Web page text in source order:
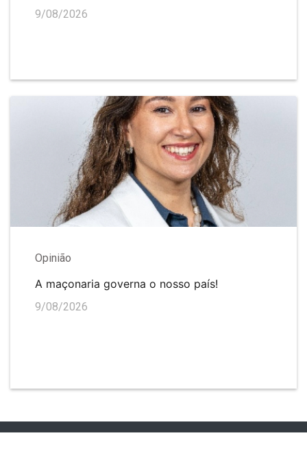
9/08/2026
Opinião
A maçonaria governa o nosso país!
9/08/2026